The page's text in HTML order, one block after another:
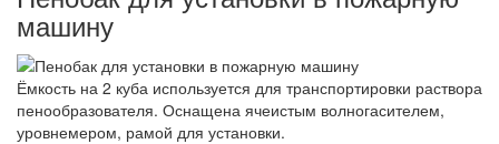
машину
Ёмкость на 2 куба используется для транспортировки раствора
пенообразователя. Оснащена ячеистым волногасителем,
уровнемером, рамой для установки.